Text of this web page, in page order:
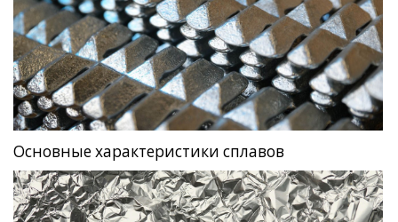
Основные характеристики сплавов